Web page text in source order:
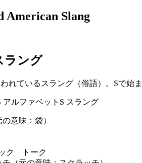
American Slang
ラング
れているスラング（俗語）。Sで始
意味：袋）
ク トーク